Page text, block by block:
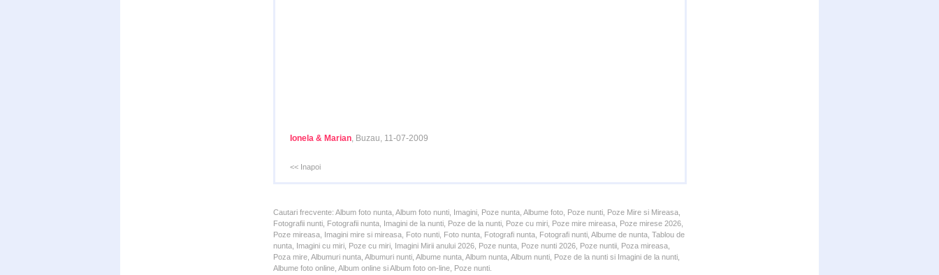
Ionela & Marian, Buzau, 11-07-2009
<< Inapoi
Cautari frecvente: Album foto nunta, Album foto nunti, Imagini, Poze nunta, Albume foto, Poze nunti, Poze Mire si Mireasa,
Fotografii nunti, Fotografii nunta, Imagini de la nunti, Poze de la nunti, Poze cu miri, Poze mire mireasa, Poze mirese 2026,
Poze mireasa, Imagini mire si mireasa, Foto nunti, Foto nunta, Fotografi nunta, Fotografi nunti, Albume de nunta, Tablou de
nunta, Imagini cu miri, Poze cu miri, Imagini Mirii anului 2026, Poze nunta, Poze nunti 2026, Poze nuntii, Poza mireasa,
Poza mire, Albumuri nunta, Albumuri nunti, Albume nunta, Album nunta, Album nunti, Poze de la nunti si Imagini de la nunti,
Albume foto online, Album online si Album foto on-line, Poze nunti.